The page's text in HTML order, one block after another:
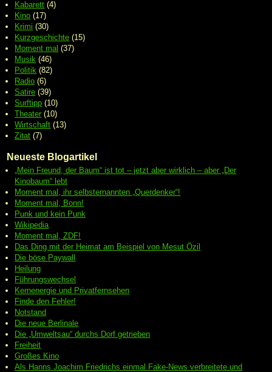
Kabarett (4)
Kino (17)
Krimi (30)
Kurzgeschichte (15)
Moment mal (37)
Musik (46)
Politik (82)
Radio (6)
Satire (39)
Surftipp (10)
Theater (10)
Wirtschaft (13)
Zitat (7)
Neueste Blogartikel
„Mein Freund, der Baum“ ist tot – jetzt aber wirklich – aber „Der
Kinobaum“ lebt
Moment mal, ihr selbsternannten „Querdenker“!
Moment mal, Bonn!
Punk und kein Punk
Wikipedia
Moment mal, ZDF!
Das Ding mit der Heimat am Beispiel von Mesut Özil
Die böse Paywall
Heilung
Führungswechsel
Kernenergie und Privatfernsehen
Finde den Fehler!
Notstand
Die neue Berlinale
Die „Umweltsau“ durchs Dorf getrieben
Freiheit
Großes Kino
Als Hanns Joachim Friedrichs einmal Fake-News verbreitete und